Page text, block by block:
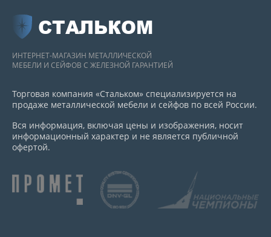
СТАЛЬКОМ
ИНТЕРНЕТ-МАГАЗИН МЕТАЛЛИЧЕСКОЙ
МЕБЕЛИ И СЕЙФОВ С ЖЕЛЕЗНОЙ ГАРАНТИЕЙ
Торговая компания «Стальком» специализируется на
продаже металлической мебели и сейфов по всей России.
Вся информация, включая цены и изображения, носит
информационный характер и не является публичной
офертой.